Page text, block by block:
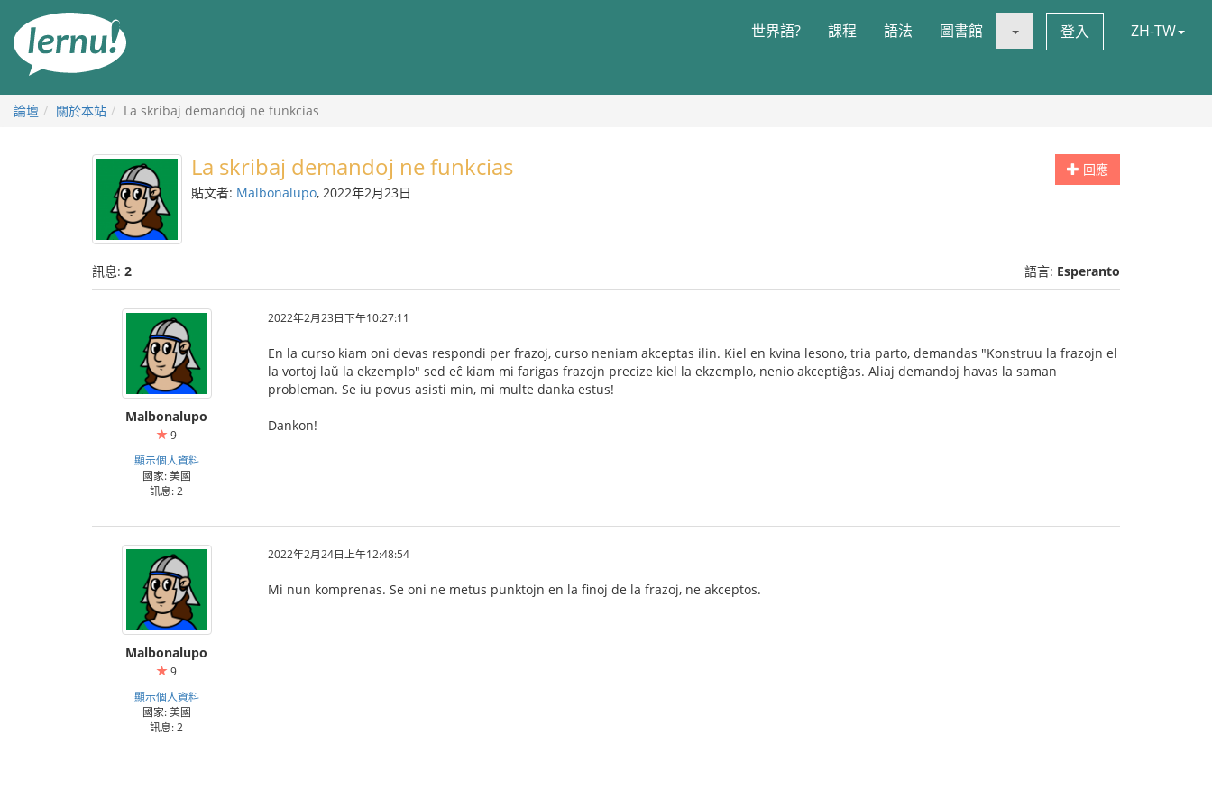
世界語? 課程 語法 圖書館 登入 ZH-TW
論壇 關於本站 La skribaj demandoj ne funkcias
回應
La skribaj demandoj ne funkcias
貼文者: Malbonalupo, 2022年2月23日
訊息: 2 語言: Esperanto
Malbonalupo
9
顯示個人資料
國家: 美國
訊息: 2
2022年2月23日下午10:27:11
En la curso kiam oni devas respondi per frazoj, curso neniam akceptas ilin. Kiel en kvina lesono, tria parto, demandas "Konstruu la frazojn el
la vortoj laŭ la ekzemplo" sed eĉ kiam mi farigas frazojn precize kiel la ekzemplo, nenio akceptiĝas. Aliaj demandoj havas la saman
probleman. Se iu povus asisti min, mi multe danka estus!
Dankon!
Malbonalupo
9
顯示個人資料
國家: 美國
訊息: 2
2022年2月24日上午12:48:54
Mi nun komprenas. Se oni ne metus punktojn en la finoj de la frazoj, ne akceptos.